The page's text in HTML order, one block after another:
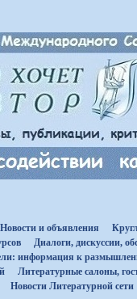
Новости и объявления
Диалоги, дискуссии,
информация к
Литературные салоны,
Новости Литературной сети